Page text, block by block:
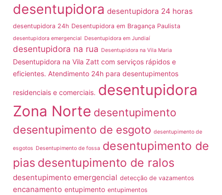
desentupidora desentupidora 24 horas
desentupidora 24h Desentupidora em Bragança Paulista
desentupidora emergencial Desentupidora em Jundiaí
desentupidora na rua Desentupidora na Vila Maria
Desentupidora na Vila Zatt com serviços rápidos e
eficientes. Atendimento 24h para desentupimentos
residenciais e comerciais. desentupidora
Zona Norte desentupimento
desentupimento de esgoto desentupimento de
esgotos Desentupimento de fossa desentupimento de
pias desentupimento de ralos
desentupimento emergencial detecção de vazamentos
encanamento entupimento entupimentos